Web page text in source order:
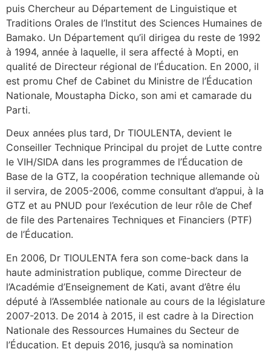
puis Chercheur au Département de Linguistique et
Traditions Orales de l’Institut des Sciences Humaines de
Bamako. Un Département qu’il dirigea du reste de 1992
à 1994, année à laquelle, il sera affecté à Mopti, en
qualité de Directeur régional de l’Éducation. En 2000, il
est promu Chef de Cabinet du Ministre de l’Éducation
Nationale, Moustapha Dicko, son ami et camarade du
Parti.
Deux années plus tard, Dr TIOULENTA, devient le
Conseiller Technique Principal du projet de Lutte contre
le VIH/SIDA dans les programmes de l’Éducation de
Base de la GTZ, la coopération technique allemande où
il servira, de 2005-2006, comme consultant d’appui, à la
GTZ et au PNUD pour l’exécution de leur rôle de Chef
de file des Partenaires Techniques et Financiers (PTF)
de l’Éducation.
En 2006, Dr TIOULENTA fera son come-back dans la
haute administration publique, comme Directeur de
l’Académie d’Enseignement de Kati, avant d’être élu
député à l’Assemblée nationale au cours de la législature
2007-2013. De 2014 à 2015, il est cadre à la Direction
Nationale des Ressources Humaines du Secteur de
l’Éducation. Et depuis 2016, jusqu’à sa nomination